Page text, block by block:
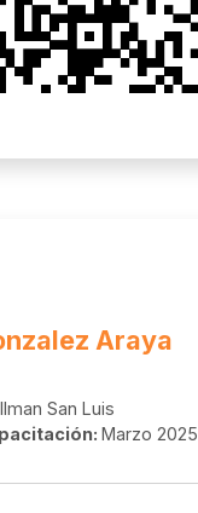
Araya
San Luis
Marzo 2025